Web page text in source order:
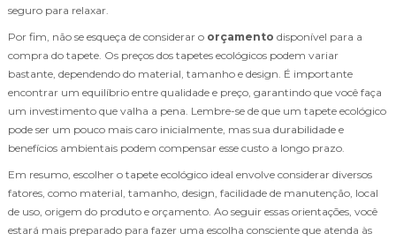
seguro para relaxar.
Por fim, não se esqueça de considerar o orçamento disponível para a
compra do tapete. Os preços dos tapetes ecológicos podem variar
bastante, dependendo do material, tamanho e design. É importante
encontrar um equilíbrio entre qualidade e preço, garantindo que você faça
um investimento que valha a pena. Lembre-se de que um tapete ecológico
pode ser um pouco mais caro inicialmente, mas sua durabilidade e
benefícios ambientais podem compensar esse custo a longo prazo.
Em resumo, escolher o tapete ecológico ideal envolve considerar diversos
fatores, como material, tamanho, design, facilidade de manutenção, local
de uso, origem do produto e orçamento. Ao seguir essas orientações, você
estará mais preparado para fazer uma escolha consciente que atenda às